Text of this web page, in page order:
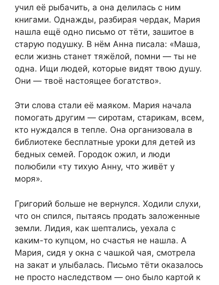
учил её рыбачить, а она делилась с ним
книгами. Однажды, разбирая чердак, Мария
нашла ещё одно письмо от тёти, зашитое в
старую подушку. В нём Анна писала: «Маша,
если жизнь станет тяжёлой, помни — ты не
одна. Ищи людей, которые видят твою душу.
Они — твоё настоящее богатство».
Эти слова стали её маяком. Мария начала
помогать другим — сиротам, старикам, всем,
кто нуждался в тепле. Она организовала в
библиотеке бесплатные уроки для детей из
бедных семей. Городок ожил, и люди
полюбили «ту тихую Анну, что живёт у
моря».
Григорий больше не вернулся. Ходили слухи,
что он спился, пытаясь продать заложенные
земли. Лидия, как шептались, уехала с
каким-то купцом, но счастья не нашла. А
Мария, сидя у окна с чашкой чая, смотрела
на закат и улыбалась. Письмо тёти оказалось
не просто наследством — оно было картой к